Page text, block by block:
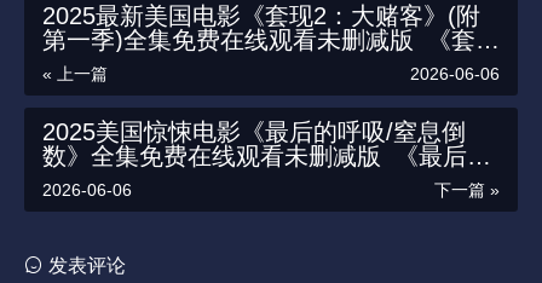
2025最新美国电影《套现2：大赌客》(附
第一季)全集免费在线观看未删减版_《套现
2：大赌客》详情简介_在线播放-不卡影院
_高清影视资源免费下载
« 上一篇 2026-06-06
2025美国惊悚电影《最后的呼吸/窒息倒
数》全集免费在线观看未删减版_《最后的
呼吸/窒息倒数》详情简介_在线播放-不卡
影院_高清影视资源免费下载
下一篇 »
2026-06-06
发表评论